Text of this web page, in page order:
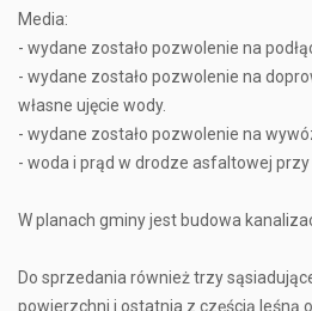
Media:
- wydane zostało pozwolenie na
- wydane zostało pozwolenie na
własne ujęcie wody.
- wydane zostało pozwolenie na
- woda i prąd w drodze asfaltowej przy
W planach gminy jest budowa
Do sprzedania również trzy
powierzchni i ostatnia z częścią leśną